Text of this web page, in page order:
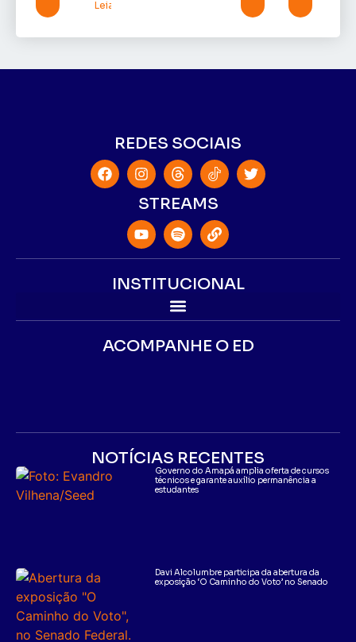
Leia mais »
REDES SOCIAIS
STREAMS
INSTITUCIONAL
ACOMPANHE O ED
NOTÍCIAS RECENTES
Governo do Amapá amplia oferta de cursos
técnicos e garante auxílio permanência a
estudantes
Davi Alcolumbre participa da abertura da
exposição ‘O Caminho do Voto’ no Senado